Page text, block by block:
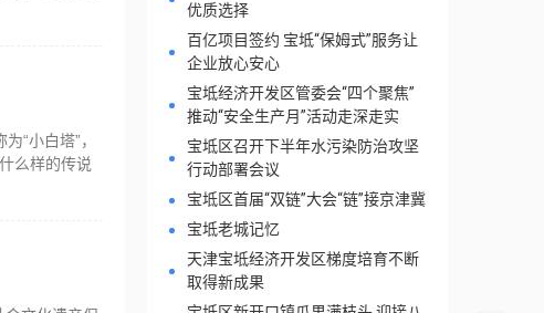
“小白塔”，
么样的传说
优质选择
百亿项目签约 宝坻“保姆式”服务让
企业放心安心
宝坻经济开发区管委会“四个聚焦”
推动“安全生产月”活动走深走实
宝坻区召开下半年水污染防治攻坚
行动部署会议
宝坻区首届“双链”大会“链”接京津冀
宝坻老城记忆
天津宝坻经济开发区梯度培育不断
取得新成果